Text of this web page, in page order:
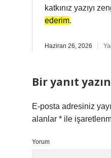
katkınız yazıyı
ederim.
Haziran 26, 2026
Bir yanıt yazın
E-posta adresiniz
alanlar * ile
Yorum